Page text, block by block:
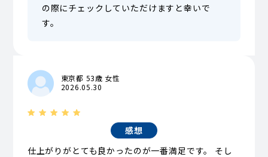
の際にチェックしていただけますと幸いで
す。
東京都 53歳 女性
2026.05.30
感想
仕上がりがとても良かったのが一番満足です。 そし